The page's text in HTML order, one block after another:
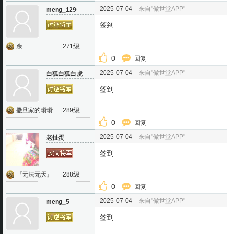
meng_129
余 271级
2025-07-04 来自"傲世堂APP"
签到
0 回复
白狐白狐白虎
撒旦家的瓒瓒 289级
2025-07-04 来自"傲世堂APP"
签到
0 回复
老扯蛋
『无法无天』 288级
2025-07-04 来自"傲世堂APP"
签到
0 回复
meng_5 2025-07-04 来自"傲世堂APP"
签到